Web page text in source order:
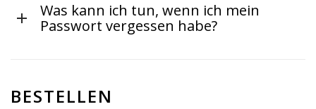
Was kann ich tun, wenn ich mein
Passwort vergessen habe?
BESTELLEN